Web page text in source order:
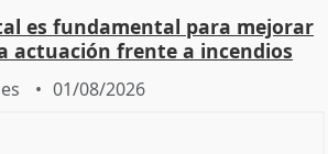
es fundamental para mejorar
actuación frente a incendios
01/08/2026